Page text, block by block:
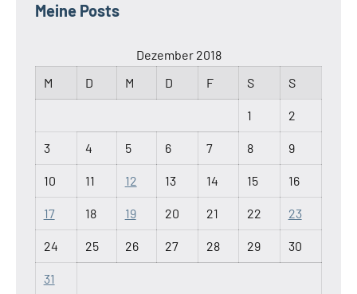
Meine Posts
Dezember 2018
M
D M D F S S
1 2
3 4 5 6 7 8 9
10 11 12 13 14 15 16
17 18 19 20 21 22 23
24 25 26 27 28 29 30
31